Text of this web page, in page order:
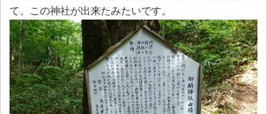
て、この神社が出来たみたいです。